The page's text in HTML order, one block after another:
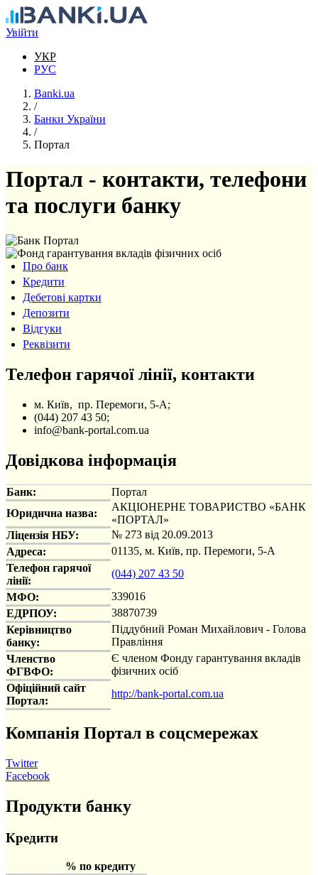
Перейти до основного вмісту
Увійти
УКР
РУС
Banki.ua
/
Банки України
/
Портал
Портал - контакти, телефони
та послуги банку
Про банк
Кредити
Дебетові картки
Депозити
Відгуки
Реквізити
Телефон гарячої лінії, контакти
м. Київ, пр. Перемоги, 5-А;
(044) 207 43 50;
info@bank-portal.com.ua
Довідкова інформація
Банк:
Портал
Юридична назва:
АКЦІОНЕРНЕ ТОВАРИСТВО «БАНК
«ПОРТАЛ»
Ліцензія НБУ:
№ 273 від 20.09.2013
Адреса:
01135, м. Київ, пр. Перемоги, 5-А
Телефон гарячої
лінії:
(044) 207 43 50
МФО:
339016
ЕДРПОУ:
38870739
Керівництво
банку:
Піддубний Роман Михайлович - Голова
Правління
Членство
ФГВФО:
Є членом Фонду гарантування вкладів
фізичних осіб
Офіційний сайт
Портал:
http://bank-portal.com.ua
Компанія Портал в соцсмережах
Twitter
Facebook
Продукти банку
Кредити
% по кредиту